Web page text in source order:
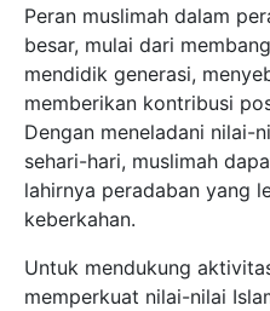
Peran muslimah dalam
besar, mulai dari
mendidik generasi,
memberikan kontribusi
Dengan meneladani nilai-
sehari-hari, muslimah
lahirnya peradaban yang
keberkahan.
Untuk mendukung
memperkuat nilai-nilai